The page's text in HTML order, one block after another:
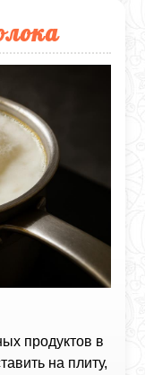
продуктов в
на плиту,